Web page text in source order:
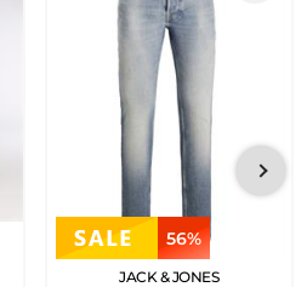
56%
JACK & JONES